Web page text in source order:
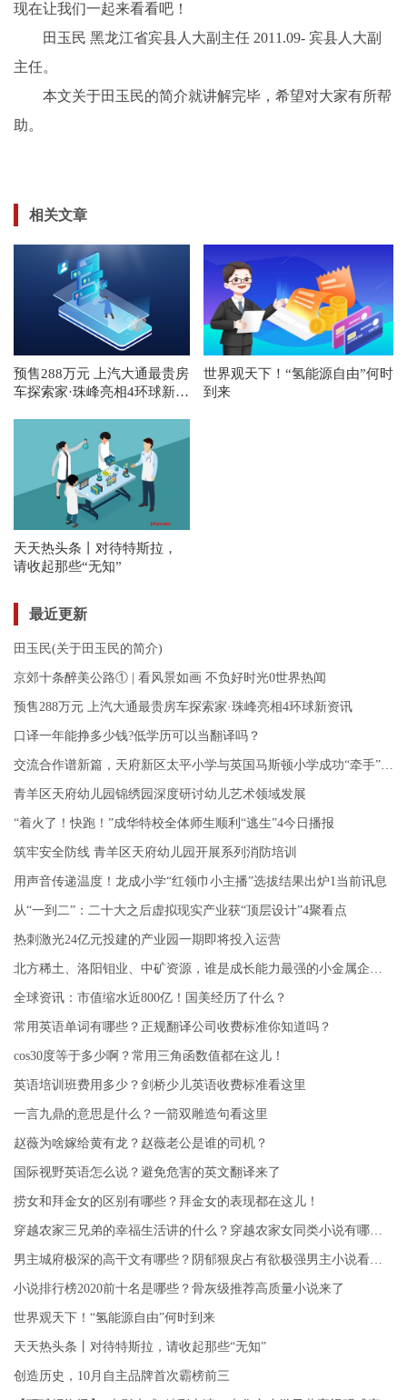
现在让我们一起来看看吧！
田玉民 黑龙江省宾县人大副主任 2011.09- 宾县人大副
主任。
本文关于田玉民的简介就讲解完毕，希望对大家有所帮
助。
相关文章
预售288万元 上汽大通最贵房
车探索家·珠峰亮相4环球新资
世界观天下！“氢能源自由”何时
到来
天天热头条丨对待特斯拉，
请收起那些“无知”
最近更新
田玉民(关于田玉民的简介)
京郊十条醉美公路① | 看风景如画 不负好时光0世界热闻
预售288万元 上汽大通最贵房车探索家·珠峰亮相4环球新资讯
口译一年能挣多少钱?低学历可以当翻译吗？
交流合作谱新篇，天府新区太平小学与英国马斯顿小学成功“牵手”2当前热讯
青羊区天府幼儿园锦绣园深度研讨幼儿艺术领域发展
“着火了！快跑！”成华特校全体师生顺利“逃生”4今日播报
筑牢安全防线 青羊区天府幼儿园开展系列消防培训
用声音传递温度！龙成小学“红领巾小主播”选拔结果出炉1当前讯息
从“一到二”：二十大之后虚拟现实产业获“顶层设计”4聚看点
热刺激光24亿元投建的产业园一期即将投入运营
北方稀土、洛阳钼业、中矿资源，谁是成长能力最强的小金属企业？
全球资讯：市值缩水近800亿！国美经历了什么？
常用英语单词有哪些？正规翻译公司收费标准你知道吗？
cos30度等于多少啊？常用三角函数值都在这儿！
英语培训班费用多少？剑桥少儿英语收费标准看这里
一言九鼎的意思是什么？一箭双雕造句看这里
赵薇为啥嫁给黄有龙？赵薇老公是谁的司机？
国际视野英语怎么说？避免危害的英文翻译来了
捞女和拜金女的区别有哪些？拜金女的表现都在这儿！
穿越农家三兄弟的幸福生活讲的什么？穿越农家女同类小说有哪些？
男主城府极深的高干文有哪些？阴郁狠戾占有欲极强男主小说看这里
小说排行榜2020前十名是哪些？骨灰级推荐高质量小说来了
世界观天下！“氢能源自由”何时到来
天天热头条丨对待特斯拉，请收起那些“无知”
创造历史，10月自主品牌首次霸榜前三